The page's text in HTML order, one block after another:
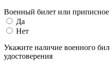
Военный билет или приписное
Да
Нет
Укажите наличие военного
удостоверения